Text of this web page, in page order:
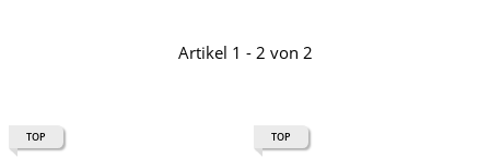
Artikel 1 - 2 von 2
TOP TOP